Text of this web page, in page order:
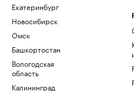
Екатеринбург
Новосибирск
Омск
Башкортостан
Вологодская
область
Калининград